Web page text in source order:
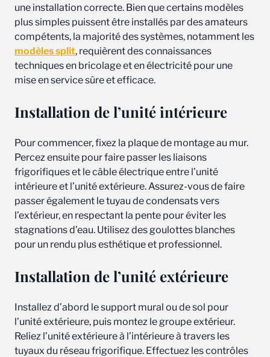
une installation correcte. Bien que certains modèles
plus simples puissent être installés par des amateurs
compétents, la majorité des systèmes, notamment les
modèles split, requièrent des connaissances
techniques en bricolage et en électricité pour une
mise en service sûre et efficace.
Installation de l’unité intérieure
Pour commencer, fixez la plaque de montage au mur.
Percez ensuite pour faire passer les liaisons
frigorifiques et le câble électrique entre l’unité
intérieure et l’unité extérieure. Assurez-vous de faire
passer également le tuyau de condensats vers
l’extérieur, en respectant la pente pour éviter les
stagnations d’eau. Utilisez des goulottes blanches
pour un rendu plus esthétique et professionnel.
Installation de l’unité extérieure
Installez d’abord le support mural ou de sol pour
l’unité extérieure, puis montez le groupe extérieur.
Reliez l’unité extérieure à l’intérieure à travers les
tuyaux du réseau frigorifique. Effectuez les contrôles